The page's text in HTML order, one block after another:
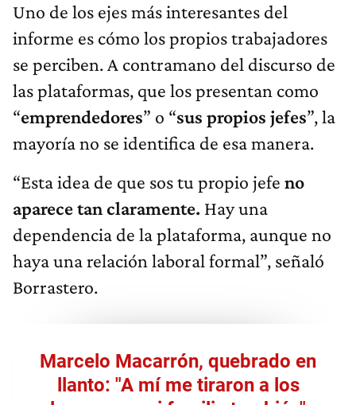
Uno de los ejes más interesantes del
informe es cómo los propios trabajadores
se perciben. A contramano del discurso de
las plataformas, que los presentan como
“emprendedores” o “sus propios jefes”, la
mayoría no se identifica de esa manera.
“Esta idea de que sos tu propio jefe no
aparece tan claramente. Hay una
dependencia de la plataforma, aunque no
haya una relación laboral formal”, señaló
Borrastero.
Marcelo Macarrón, quebrado en
llanto: "A mí me tiraron a los